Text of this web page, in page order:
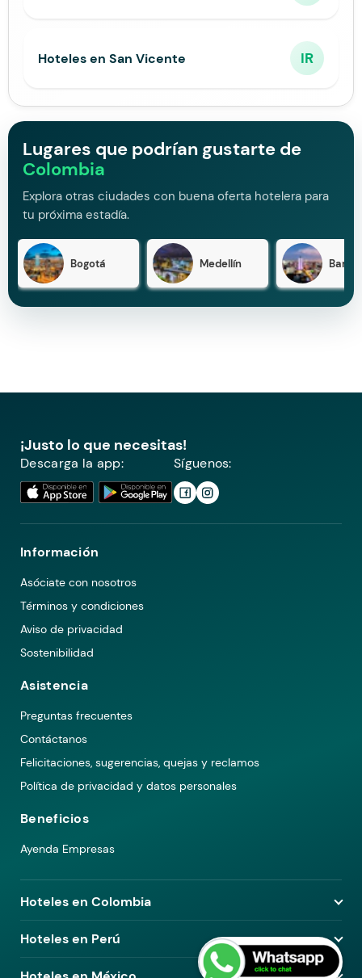
Hoteles en San Vicente IR
Lugares que podrían gustarte de
Colombia
Explora otras ciudades con buena oferta hotelera para
tu próxima estadía.
Bogotá Medellín
¡Justo lo que necesitas!
Descarga la app: Síguenos:
Información
Asóciate con nosotros
Términos y condiciones
Aviso de privacidad
Sostenibilidad
Asistencia
Preguntas frecuentes
Contáctanos
Felicitaciones, sugerencias, quejas y reclamos
Política de privacidad y datos personales
Beneficios
Ayenda Empresas
Hoteles en Colombia
Hoteles en Medellín
Hoteles en Bogotá
Hoteles en Perú
Hoteles en Lima